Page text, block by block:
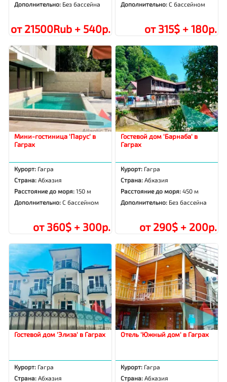
Дополнительно: Без бассейна
от 21500Rub + 540р.
Дополнительно:С бассейном
от 315$ + 180р.
Мини-гостиница 'Парус' в
Гаграх
Курорт: Гагра
Страна:Абхазия
Расстояние до моря:150 м
Дополнительно:С бассейном
от 360$ + 300р.
Гостевой дом 'Барнаба' в
Гаграх
Курорт: Гагра
Страна:Абхазия
Расстояние до моря:450 м
Дополнительно: Без бассейна
от 290$ + 200р.
Гостевой дом 'Элиза' в Гаграх
Курорт: Гагра
Страна:Абхазия
Отель 'Южный дом' в Гаграх
Курорт: Гагра
Страна:Абхазия